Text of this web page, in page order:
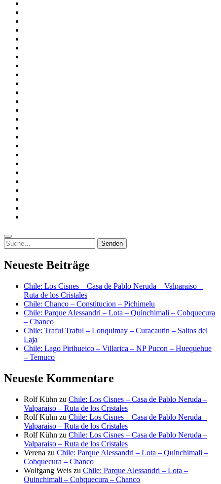
Suchen
nach:
Neueste Beiträge
Chile: Los Cisnes – Casa de Pablo Neruda – Valparaiso –
Ruta de los Cristales
Chile: Chanco – Constitucion – Pichimelu
Chile: Parque Alessandri – Lota – Quinchimali – Cobquecura
– Chanco
Chile: Traful Traful – Lonquimay – Curacautin – Saltos del
Laja
Chile: Lago Pirihueico – Villarica – NP Pucon – Huequehue
– Temuco
Neueste Kommentare
Rolf Kühn zu Chile: Los Cisnes – Casa de Pablo Neruda –
Valparaiso – Ruta de los Cristales
Rolf Kühn zu Chile: Los Cisnes – Casa de Pablo Neruda –
Valparaiso – Ruta de los Cristales
Rolf Kühn zu Chile: Los Cisnes – Casa de Pablo Neruda –
Valparaiso – Ruta de los Cristales
Verena zu Chile: Parque Alessandri – Lota – Quinchimali –
Cobquecura – Chanco
Wolfgang Weis zu Chile: Parque Alessandri – Lota –
Quinchimali – Cobquecura – Chanco